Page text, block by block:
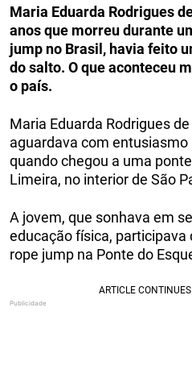
Maria Eduarda Rodrigues
anos que morreu durante
jump no Brasil, havia feito
do salto. O que aconteceu
o país.
Maria Eduarda Rodrigues
aguardava com
quando chegou a uma
Limeira, no interior de São
A jovem, que sonhava em
educação física, participava
rope jump na Ponte do